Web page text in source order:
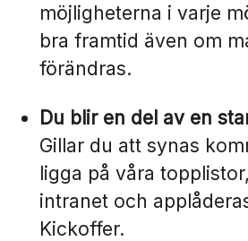
möjligheterna i varje
bra framtid även om
förändras.
Du blir en del av en
Gillar du att synas
ligga på våra
intranet och
Kickoffer.